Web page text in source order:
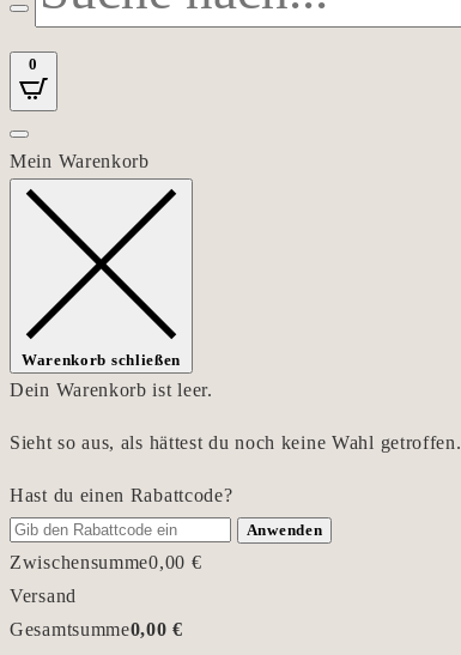
0
Mein Warenkorb
Warenkorb schließen
Dein Warenkorb ist leer.
Sieht so aus, als hättest du noch keine Wahl getroffen.
Hast du einen Rabattcode?
Anwenden
Zwischensumme0,00 €
Versand
Gesamtsumme0,00€